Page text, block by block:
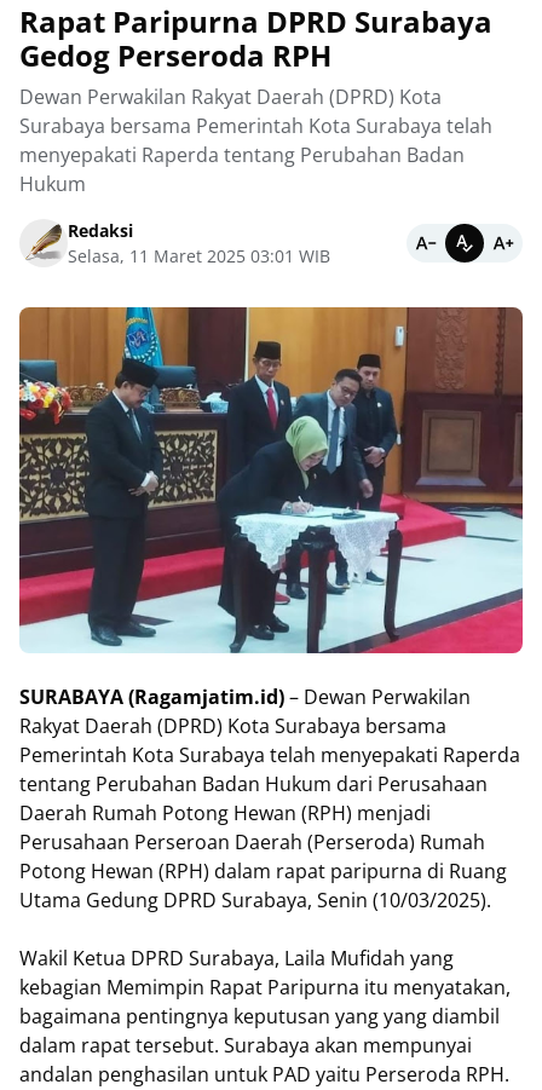
Rapat Paripurna DPRD Surabaya
Gedog Perseroda RPH
Dewan Perwakilan Rakyat Daerah (DPRD) Kota
Surabaya bersama Pemerintah Kota Surabaya telah
menyepakati Raperda tentang Perubahan Badan
Hukum
Redaksi
Selasa, 11 Maret 2025 03:01 WIB
SURABAYA(Ragamjatim.id)– Dewan Perwakilan
Rakyat Daerah (DPRD) Kota Surabaya bersama
Pemerintah Kota Surabaya telah menyepakati Raperda
tentang Perubahan Badan Hukum dari Perusahaan
Daerah Rumah Potong Hewan (RPH) menjadi
Perusahaan Perseroan Daerah (Perseroda) Rumah
Potong Hewan (RPH) dalam rapat paripurna di Ruang
Utama Gedung DPRD Surabaya, Senin (10/03/2025).
Wakil Ketua DPRD Surabaya, Laila Mufidah yang
kebagian Memimpin Rapat Paripurna itu menyatakan,
bagaimana pentingnya keputusan yang yang diambil
dalam rapat tersebut. Surabaya akan mempunyai
andalan penghasilan untuk PAD yaitu Perseroda RPH.